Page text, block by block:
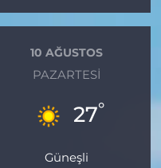
10 AĞUSTOS
PAZARTESI
27°
Güneşli